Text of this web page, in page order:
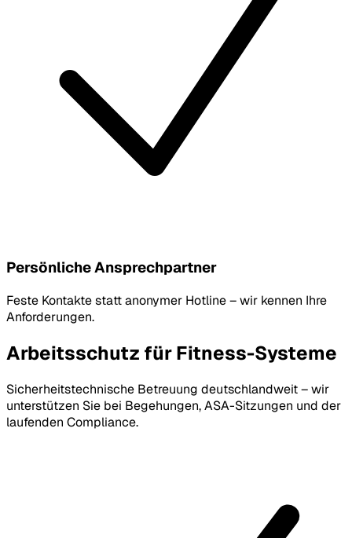
Persönliche Ansprechpartner
Feste Kontakte statt anonymer Hotline – wir kennen Ihre
Anforderungen.
Arbeitsschutz für Fitness-Systeme
Sicherheitstechnische Betreuung deutschlandweit – wir
unterstützen Sie bei Begehungen, ASA-Sitzungen und der
laufenden Compliance.